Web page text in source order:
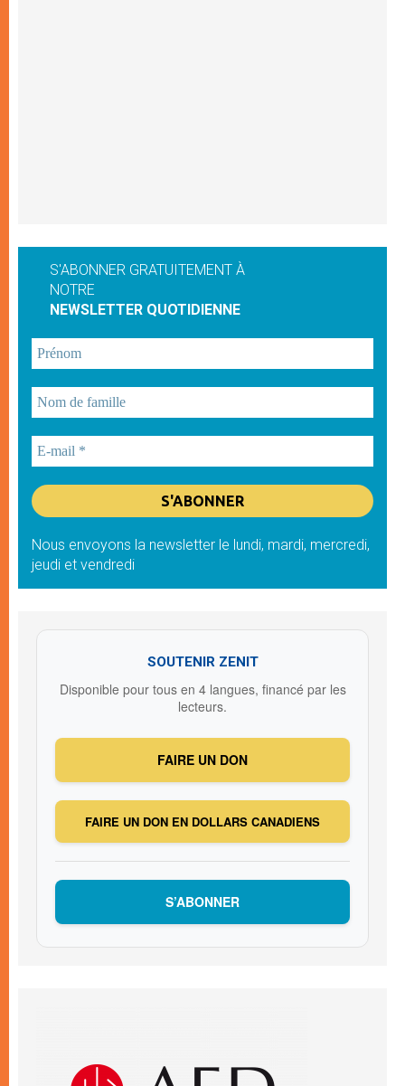
S'ABONNER GRATUITEMENT À
NOTRE
NEWSLETTER QUOTIDIENNE
Nous envoyons la newsletter le lundi, mardi, mercredi,
jeudi et vendredi
SOUTENIR ZENIT
Disponible pour tous en 4 langues, financé par les
lecteurs.
FAIRE UN DON
FAIRE UN DON EN DOLLARS CANADIENS
S’ABONNER